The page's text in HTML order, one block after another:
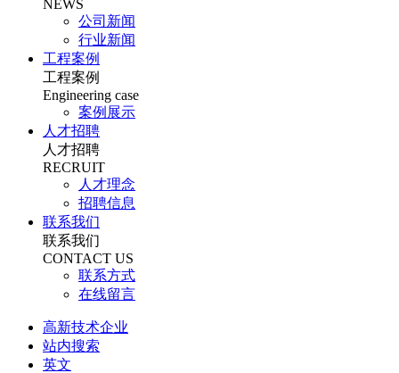
NEWS
公司新闻
行业新闻
工程案例
工程案例
Engineering case
案例展示
人才招聘
人才招聘
RECRUIT
人才理念
招聘信息
联系我们
联系我们
CONTACT US
联系方式
在线留言
高新技术企业
站内搜索
英文